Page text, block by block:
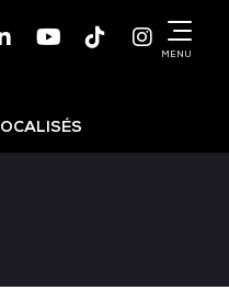
LinkedinYoutubeTikTok
MENU